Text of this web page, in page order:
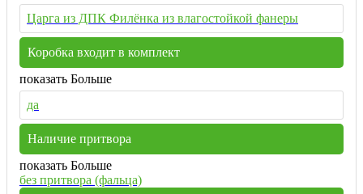
Царга из ДПК Филёнка из влагостойкой фанеры
Коробка входит в комплект
показать Больше
да
Наличие притвора
показать Больше
без притвора (фальца)